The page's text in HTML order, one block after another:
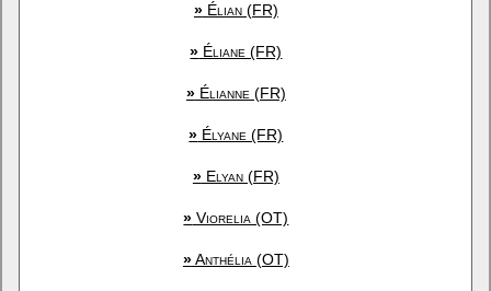
»Élian (FR)
» Éliane (FR)
»Élianne (FR)
» Élyane (FR)
»Elyan (FR)
» Viorelia (OT)
»Anthélia (OT)